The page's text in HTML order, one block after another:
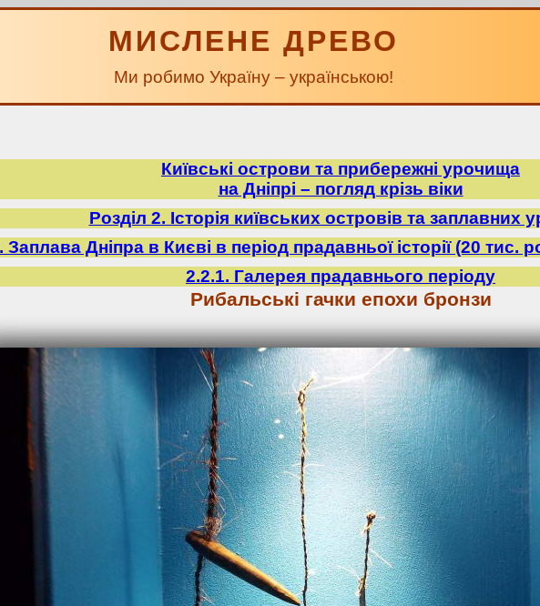
МИСЛЕНЕ ДРЕВО
Ми робимо Україну – українською!
Київські острови та прибережні урочища
на Дніпрі – погляд крізь віки
Розділ 2. Історія київських островів та заплавних
Заплава Дніпра в Києві в період прадавньої історії (20 тис.
2.2.1. Галерея прадавнього періоду
Рибальські гачки епохи бронзи